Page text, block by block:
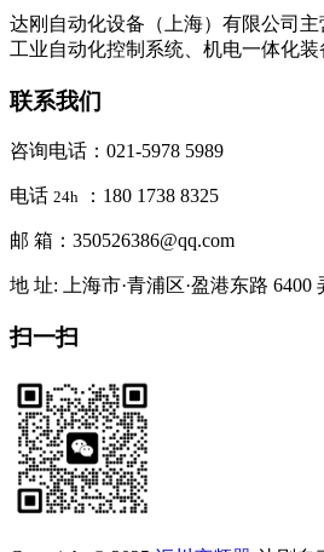
达刚自动化设备（上海）有限公司主
工业自动化控制系统、机电一体化装
联系我们
咨询电话：021-5978 5989
电话 24h ：180 1738 8325
邮 箱：350526386@qq.com
地 址: 上海市·青浦区·盈港东路 6400
扫一扫